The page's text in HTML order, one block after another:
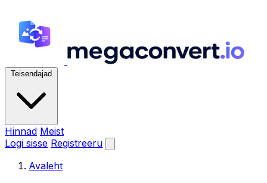
Teisendajad
Hinnad Meist
Logi sisse Registreeru
Avaleht